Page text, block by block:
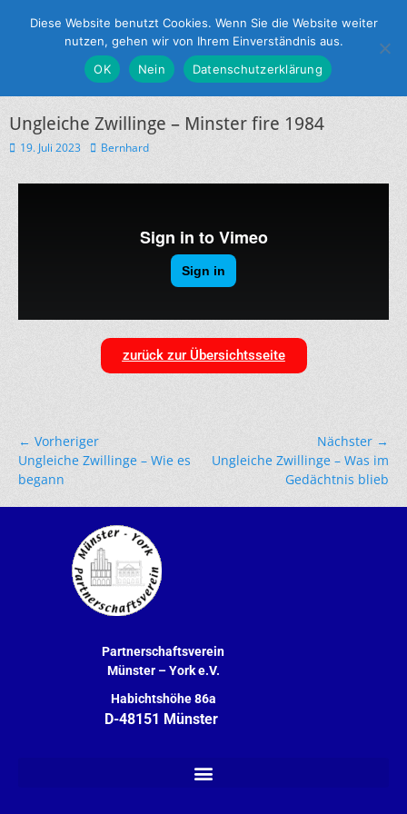
Ungleiche Zwillinge – Minster fire 1984
19. Juli 2023 Bernhard
zurück zur Übersichtsseite
← Vorheriger
Ungleiche Zwillinge – Wie es
begann
Nächster →
Ungleiche Zwillinge – Was im
Gedächtnis blieb
Partnerschaftsverein
Münster – Yorke.V.
Habichtshöhe 86a
D-48151 Münster
Diese Website benutzt Cookies. Wenn Sie die Website weiter
nutzen, gehen wir von Ihrem Einverständnis aus.
OK
Nein Datenschutzerklärung